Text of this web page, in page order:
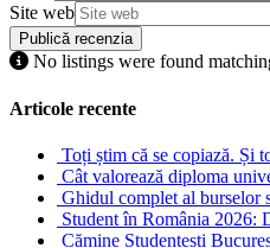
Site web
No listings were found
Articole recente
Toți știm că se copiază. Și
Cât valorează diploma
Ghidul complet al burselor
Student în România 2026:
Cămine Studențești